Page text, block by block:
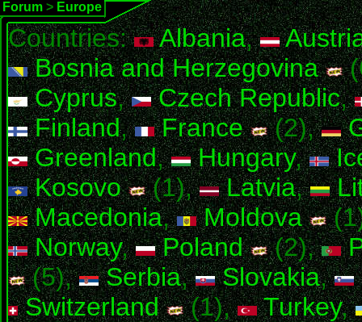
Forum > Europe
Countries: Albania,
Bosnia and Herzegovina
Cyprus, Czech Republic,
Finland, France (2),
Greenland, Hungary,
Kosovo
(1), Latvia,
Macedonia, Moldova
Norway, Poland (2),
(5),
Serbia, Slovakia,
Switzerland
(1), Turkey,